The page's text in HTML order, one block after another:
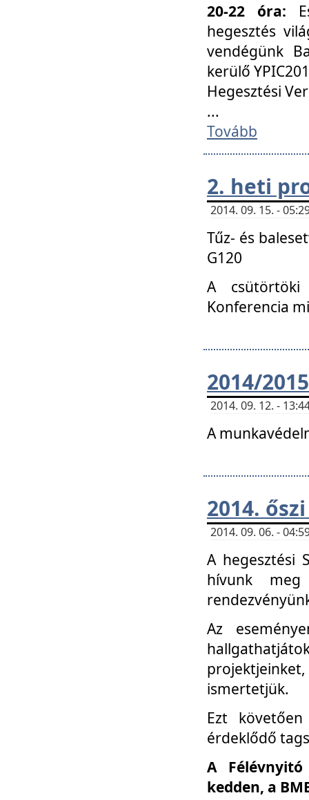
20-22 óra:
hegesztés
vendégünk
kerülő
Hegesztési
...
Tovább
2. heti
2014. 09. 15. -
Tűz- és
G120
A csütörtöki
Konferencia
2014/
2014. 09. 12. -
A
2014.
2014. 09. 06. -
A hegesztési
hívunk
Az
ismertetjük.
Ezt
érdeklődő
A
kedden, a